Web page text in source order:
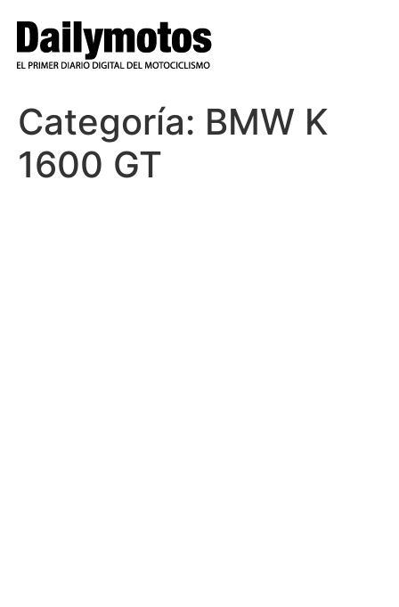
contenido
Categoría: BMW K
1600 GT